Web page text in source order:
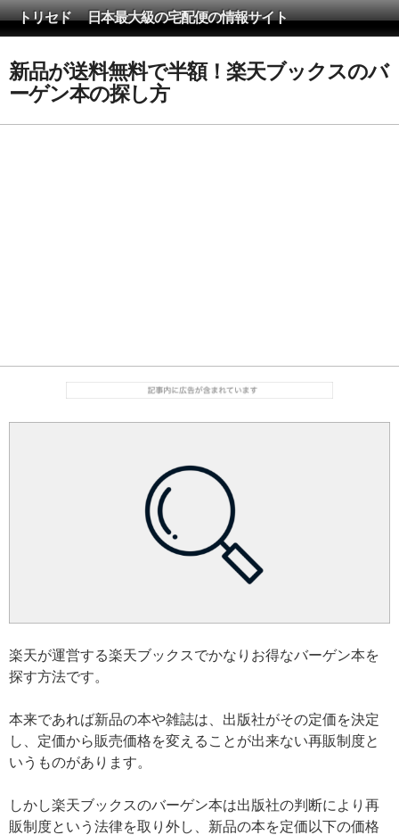
トリセド 日本最大級の宅配便の情報サイト
新品が送料無料で半額！楽天ブックスのバ
ーゲン本の探し方
楽天が運営する楽天ブックスでかなりお得なバーゲン本を
探す方法です。
本来であれば新品の本や雑誌は、出版社がその定価を決定
し、定価から販売価格を変えることが出来ない再販制度と
いうものがあります。
しかし楽天ブックスのバーゲン本は出版社の判断により再
販制度という法律を取り外し、新品の本を定価以下の価格